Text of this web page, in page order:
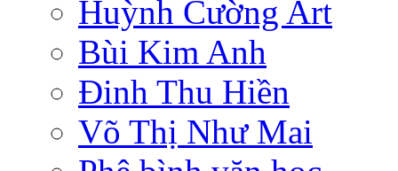
Huỳnh Cường Art
Bùi Kim Anh
Đinh Thu Hiền
Võ Thị Như Mai